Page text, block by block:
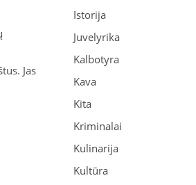
Jas
Istorija
Juvelyrika
Kalbotyra
Kava
Kita
Kriminalai
Kulinarija
Kultūra